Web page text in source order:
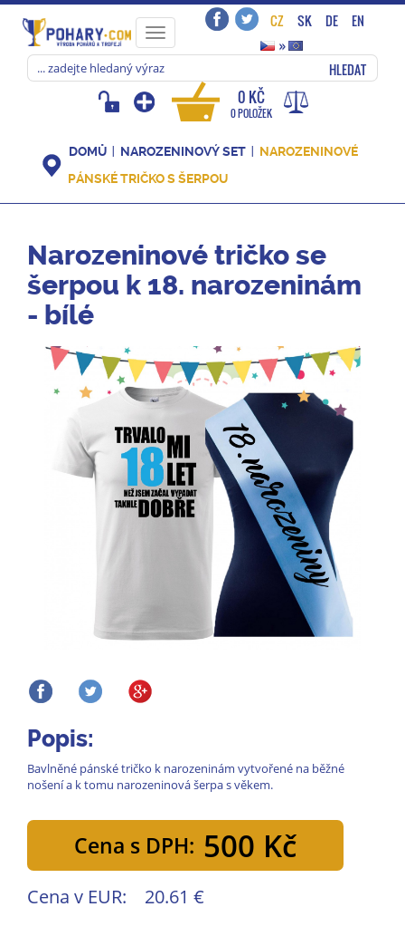
Toggle
navigation
CZ SK DE
EN
»
HLEDAT
0 KČ
0 POLOŽEK
DOMŮ NAROZENINOVÝ SET
NAROZENINOVÉ
PÁNSKÉ TRIČKO S ŠERPOU
Narozeninové tričko se
šerpou k 18. narozeninám
- bílé
Popis:
Bavlněné pánské tričko k narozeninám vytvořené na běžné
nošení a k tomu narozeninová šerpa s věkem.
Cena s DPH: 500 Kč
Cena v EUR: 20.61 €